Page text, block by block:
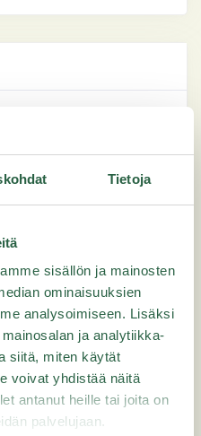
Tietoja
sisällön ja mainosten
ominaisuuksien
analysoimiseen. Lisäksi
ja analytiikka-
siitä, miten käytät
voivat yhdistää näitä
antanut heille tai joita on
palvelujaan.
tunnistautuminen
ja kansio